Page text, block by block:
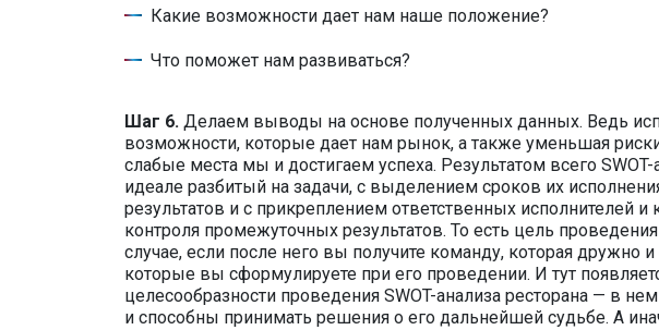
Какие возможности дает нам наше положение?
Что поможет нам развиваться?
Шаг 6. Делаем выводы на основе полученных данных. Ведь
возможности, которые дает нам рынок, а также уменьшая
слабые места мы и достигаем успеха. Результатом всего
идеале разбитый на задачи, с выделением сроков их
результатов и с прикреплением ответственных исполнителей
контроля промежуточных результатов. То есть цель
случае, если после него вы получите команду, которая дружно и
которые вы сформулируете при его проведении. И тут
целесообразности проведения SWOT-анализа ресторана — в
и способны принимать решения о его дальнейшей судьбе. А